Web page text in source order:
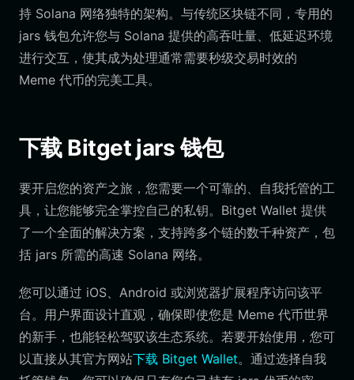
持 Solana 网络独特的架构。与传统区块链不同，专用的
jars 钱包允许您与 Solana 提供的高吞吐量、低延迟环境
进行交互，使其成为处理通常需要秒级交易时效的
Meme 代币的完美工具。
下载 Bitget jars 钱包
要开启您的资产之旅，您需要一个可靠的、自我托管的工
具，让您能够完全掌控自己的私钥。Bitget Wallet 提供
了一个全面的解决方案，支持跨多个链的数千种资产，包
括 jars 所需的高速 Solana 网络。
您可以通过 iOS、Android 或浏览器扩展程序访问该平
台。用户界面设计直观，确保即使您是 Meme 代币世界
的新手，也能轻松驾驭该生态系统。若要开始使用，您可
以直接从其官方网站下载 Bitget Wallet。通过选择自我